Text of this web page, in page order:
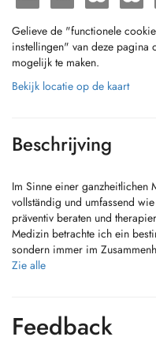
Gelieve de "functionele
instellingen" van deze pagina
mogelijk te maken.
Bekijk locatie op de kaart
Beschrijving
Im Sinne einer ganzheitlichen
vollständig und umfassend
präventiv beraten und
Medizin betrachte ich ein
sondern immer im
individuellen Einflussfaktoren,
Ich strebe dabei stets eine
aktuellen wissenschaftlichen
Zie alle
Feedback